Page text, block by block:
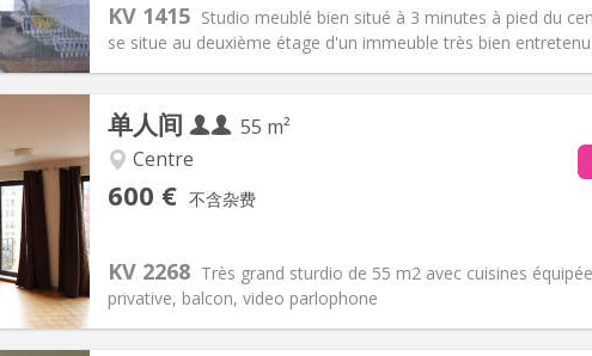
KV 1415 Studio meublé bien situé à 3 minutes à pied du
se situe au deuxième étage d'un immeuble très bien entretenu.
布局 其他
单人间
55 m²
Centre
600 € 不含杂费
KV 2268 Très grand sturdio de 55 m2 avec cuisines
privative, balcon, video parlophone
布局
面积:55 m2